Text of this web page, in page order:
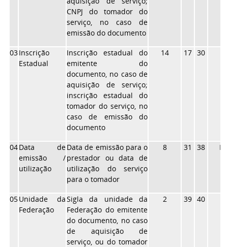
CNPJ do tomador do
serviço, no caso de
emissão do documento
03Inscrição
Estadual
Inscrição estadual do
emitente do
documento, no caso de
aquisição de serviço;
inscrição estadual do
tomador do serviço, no
caso de emissão do
documento
14 17 30
04Data de
emissão /
utilização
Data de emissão para o
prestador ou data de
utilização do serviço
para o tomador
8 31 38 N
05Unidade da
Federação
Sigla da unidade da
Federação do emitente
do documento, no caso
de aquisição de
serviço, ou do tomador
2 39 40